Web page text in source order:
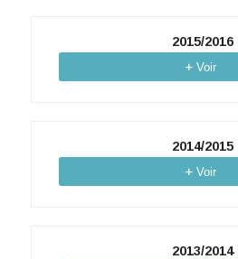
2015/2016
Voir
2014/2015
Voir
2013/2014